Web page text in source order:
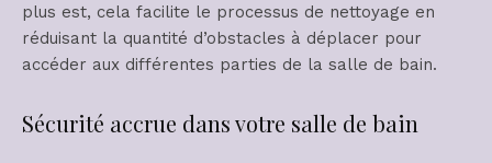
plus est, cela facilite le processus de nettoyage en
réduisant la quantité d’obstacles à déplacer pour
accéder aux différentes parties de la salle de bain.
Sécurité accrue dans votre salle de bain